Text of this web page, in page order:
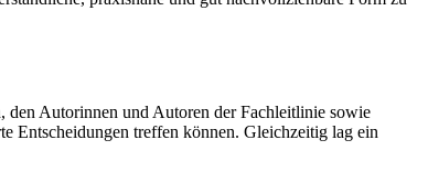
den Autorinnen und Autoren der Fachleitlinie sowie
Entscheidungen treffen können. Gleichzeitig lag ein